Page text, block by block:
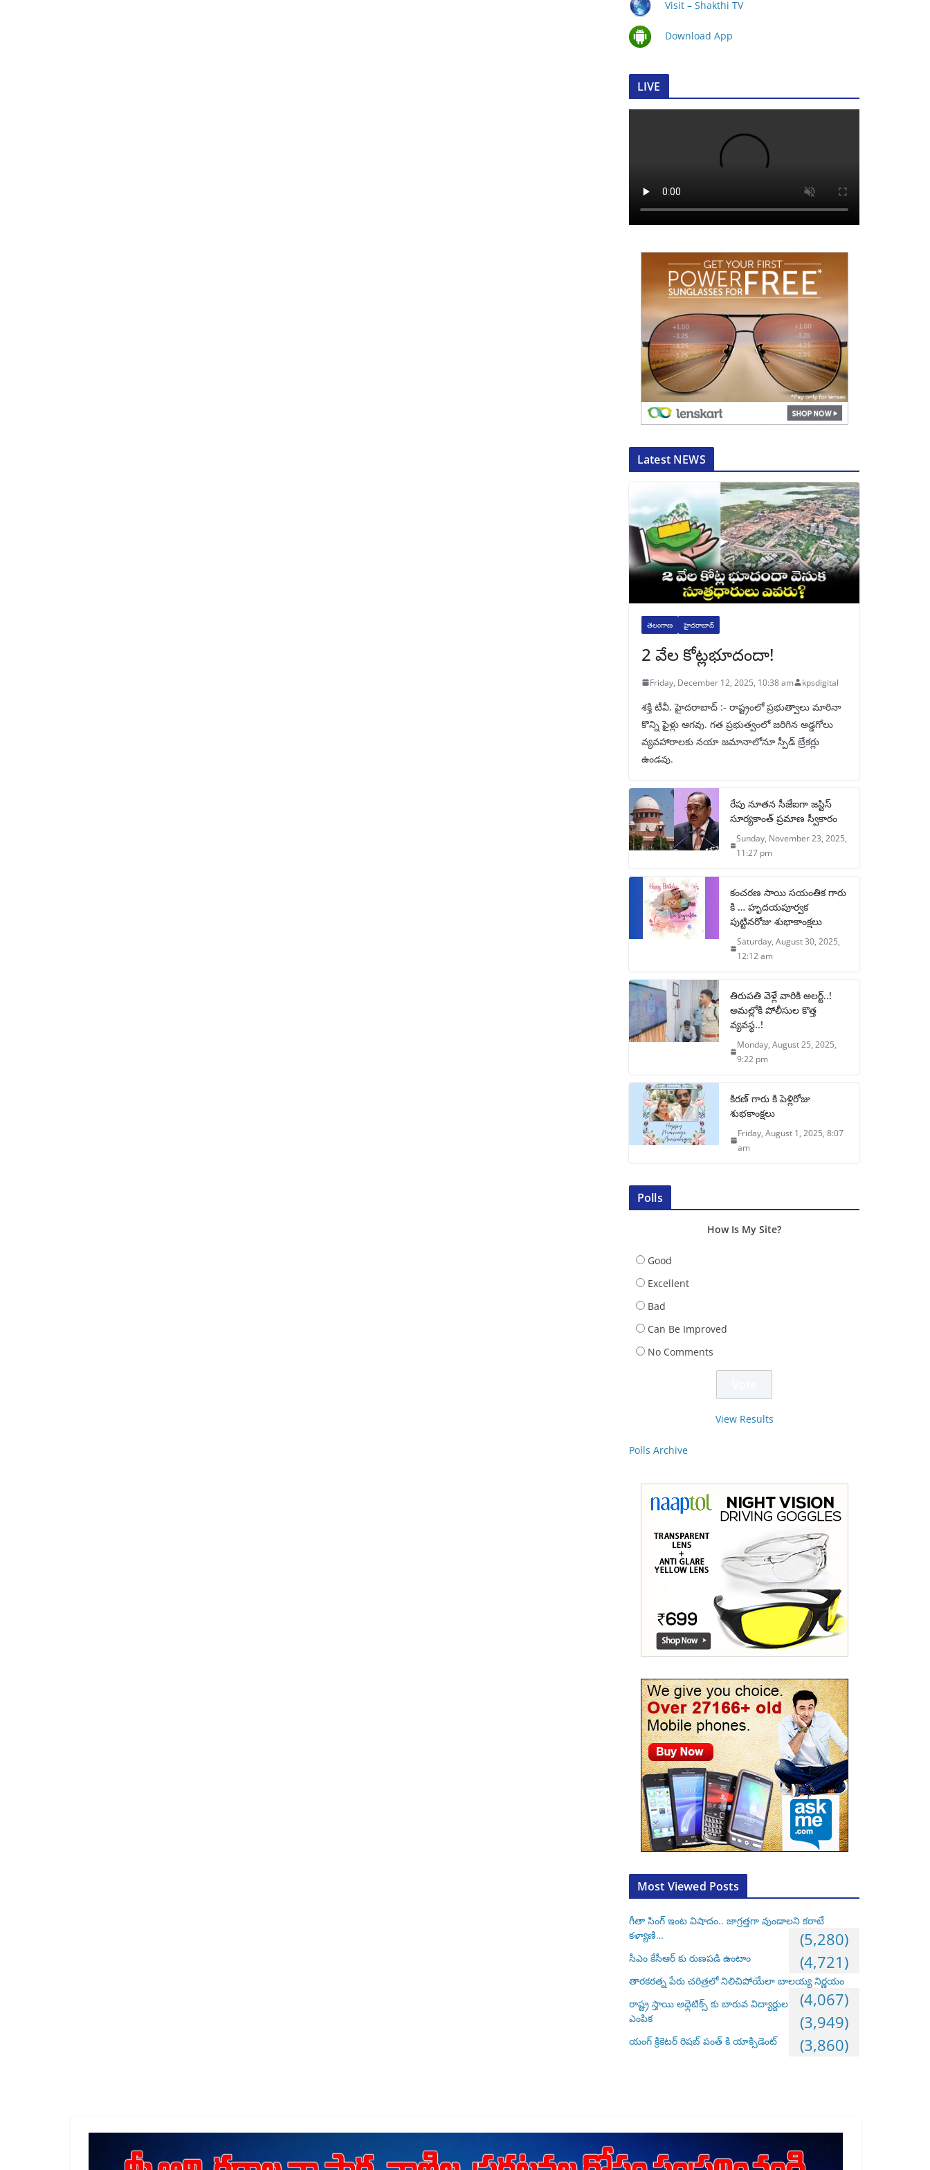
Visit – Shakthi TV
Download App
LIVE
Latest NEWS
తెలంగాణ హైదరాబాద్
2 వేల కోట్లభూదందా!
Friday, December 12, 2025, 10:38 am kpsdigital
శక్తి టీవీ, హైదరాబాద్‌ :- రాష్ట్రంలో ప్రభుత్వాలు మారినా
కొన్ని ఫైళ్లు ఆగవు. గత ప్రభుత్వంలో జరిగిన అడ్డగోలు
వ్యవహారాలకు నయా జమానాలోనూ స్పీడ్‌ బ్రేకర్లు
ఉండవు.
రేపు నూతన సీజేఐగా జస్టిస్
సూర్యకాంత్ ప్రమాణ స్వీకారం
Sunday, November 23, 2025,
11:27 pm
కంచరణ సాయి సయంతిక గారు
కి … హృదయపూర్వక
పుట్టినరోజు శుభాకాంక్షలు
Saturday, August 30, 2025,
12:12 am
తిరుపతి వెళ్లే వారికి అలర్ట్..!
అమల్లోకి పోలీసుల కొత్త
వ్యవస్థ..!
Monday, August 25, 2025,
9:22 pm
కిరణ్ గారు కి పెళ్లిరోజు
శుభకాంక్షలు
Friday, August 1, 2025, 8:07
am
Polls
How Is My Site?
Good
Excellent
Bad
Can Be Improved
No Comments
View Results
Polls Archive
Most Viewed Posts
గీతా సింగ్ ఇంట విషాదం.. జాగ్రత్తగా వుండాలని కరాటే
కళ్యాణి…
(5,280)
సీఎం కేసీఆర్ కు రుణపడి ఉంటాం (4,721)
తారకరత్న పేరు చరిత్రలో నిలిచిపోయేలా బాలయ్య నిర్ణయం
(4,067)
రాష్ట్ర స్తాయి అథ్లెటిక్స్ కు బారువ విద్యార్దుల
ఎంపిక
(3,949)
యంగ్ క్రికెటర్ రిషబ్ పంత్ కి యాక్సిడెంట్ (3,860)